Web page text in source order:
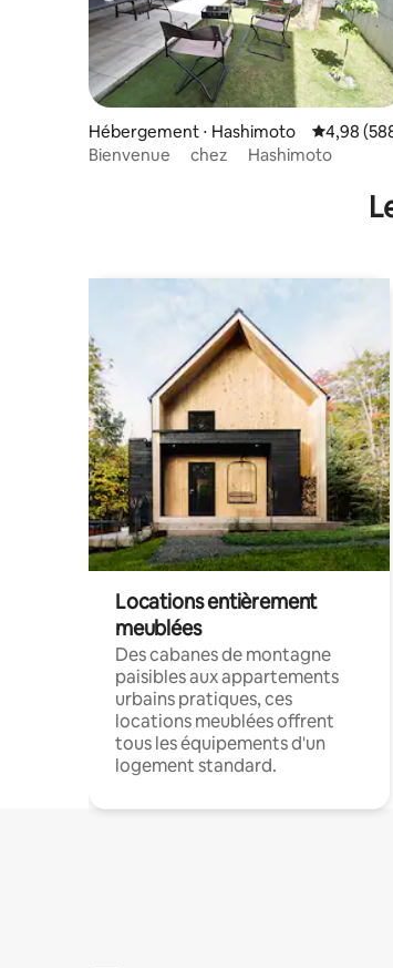
Hébergement ⋅ Hashimoto
4,98
Bienvenue chez Hashimoto
Locations entièrement
meublées
Des cabanes de montagne
paisibles aux appartements
urbains pratiques, ces
locations meublées offrent
tous les équipements d'un
logement standard.